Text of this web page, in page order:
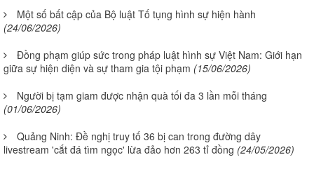
Một số bất cập của Bộ luật Tố tụng hình sự hiện hành
(24/06/2026)
Đồng phạm giúp sức trong pháp luật hình sự Việt Nam: Giới hạn
giữa sự hiện diện và sự tham gia tội phạm (15/06/2026)
Người bị tạm giam được nhận quà tối đa 3 lần mỗi tháng
(01/06/2026)
Quảng Ninh: Đề nghị truy tố 36 bị can trong đường dây
livestream 'cắt đá tìm ngọc' lừa đảo hơn 263 tỉ đồng (24/05/2026)